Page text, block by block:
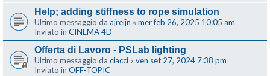
Help; adding stiffness to rope simulation
Ultimo messaggio da ajreijn « mer feb 26, 2025 10:05 am
Inviato in CINEMA 4D
Offerta di Lavoro - PSLab lighting
Ultimo messaggio da ciacci « ven set 27, 2024 7:38 pm
Inviato in OFF-TOPIC